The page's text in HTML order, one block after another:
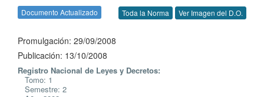
Documento Actualizado Toda la Norma Ver Imagen del D.O.
Promulgación: 29/09/2008
Publicación: 13/10/2008
Registro Nacional de Leyes y Decretos:
Tomo: 1
Semestre: 2